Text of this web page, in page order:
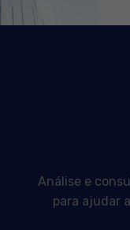
Análise e
para ajudar